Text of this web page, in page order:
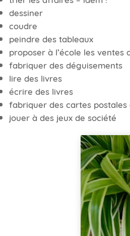
dessiner
coudre
peindre des tableaux
proposer à l’école les
fabriquer des déguisements
lire des livres
écrire des livres
fabriquer des cartes
jouer à des jeux de société